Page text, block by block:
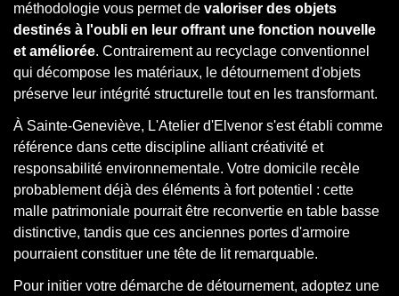
méthodologie vous permet de valoriser des objets
destinés à l'oubli en leur offrant une fonction nouvelle
et améliorée. Contrairement au recyclage conventionnel
qui décompose les matériaux, le détournement d'objets
préserve leur intégrité structurelle tout en les transformant.
À Sainte-Geneviève, L'Atelier d'Elvenor s'est établi comme
référence dans cette discipline alliant créativité et
responsabilité environnementale. Votre domicile recèle
probablement déjà des éléments à fort potentiel : cette
malle patrimoniale pourrait être reconvertie en table basse
distinctive, tandis que ces anciennes portes d'armoire
pourraient constituer une tête de lit remarquable.
Pour initier votre démarche de détournement, adoptez une